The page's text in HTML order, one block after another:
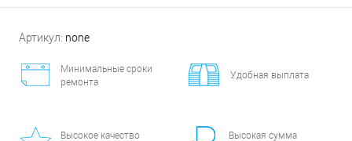
Артикул: none
Минимальные сроки
ремонта
Удобная выплата
Высокое качество
Высокая сумма